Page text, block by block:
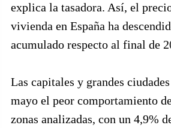
explica la tasadora. Así, el
vivienda en España ha
acumulado respecto al final de
Las capitales y grandes
mayo el peor comportamiento
zonas analizadas, con un 4,9%